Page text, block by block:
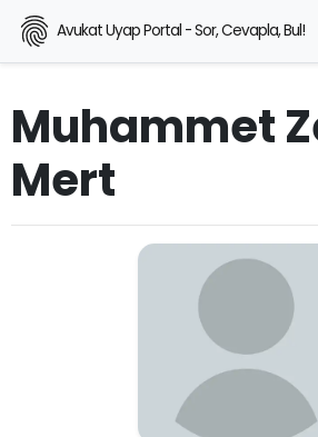
Avukat Uyap Portal - Sor, Cevapla, Bul!
Muhammet
Mert